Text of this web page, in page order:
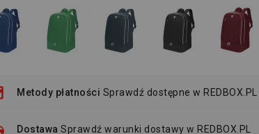
Metody płatności Sprawdź dostępne w
Dostawa Sprawdź warunki dostawy w REDBOX.PL